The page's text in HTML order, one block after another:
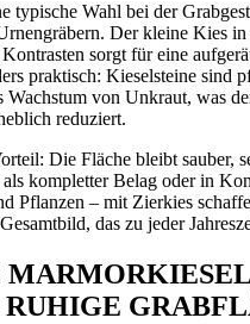
typische Wahl bei der
Der kleine Kies in
sorgt für eine
praktisch: Kieselsteine sind
Wachstum von Unkraut, was
reduziert.
Die Fläche bleibt sauber,
kompletter Belag oder in
Pflanzen – mit Zierkies
das zu jeder